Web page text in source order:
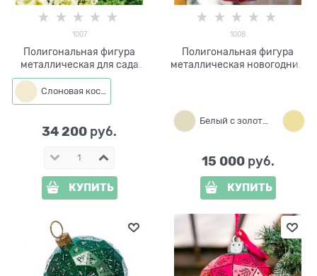
1007
Полигональная фигура
металлическая для сада
Шар d=50 см 1007
Слоновая кость
34 200 руб.
КУПИТЬ
1008
Полигональная фигура
металлическая новогодний
Белый с золотым
15 000 руб.
КУПИТЬ